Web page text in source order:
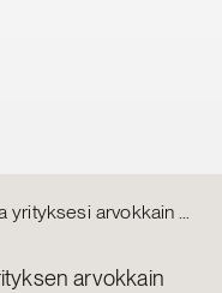
Turvaa yrityksesi arvokkain omaisuus – uusi liikesalaisuuslaki selkeyttää työntekijöiden velvollisuuksia
arvokkain